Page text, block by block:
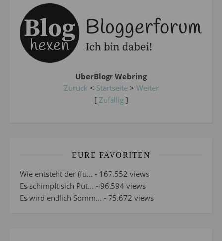
UberBlogr Webring
Zurück < Startseite> Weiter
[ Zufällig]
EURE FAVORITEN
Wie entsteht der (fü... - 167.552 views
Es schimpft sich Put... - 96.594 views
Es wird endlich Somm... - 75.672 views